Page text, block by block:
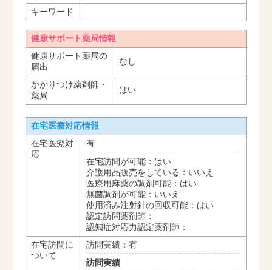
キーワード
健康サポート薬局情報
健康サポート薬局の
届出
なし
かかりつけ薬剤師・
薬局
はい
在宅医療対応情報
在宅医療対
応
有
在宅訪問が可能：はい
介護用品販売をしている：いいえ
医療用麻薬の調剤可能：はい
無菌調剤が可能：いいえ
使用済み注射針の回収可能：はい
認定訪問薬剤師：
認知症対応力認定薬剤師：
在宅訪問に
ついて
訪問実績：有
訪問実績